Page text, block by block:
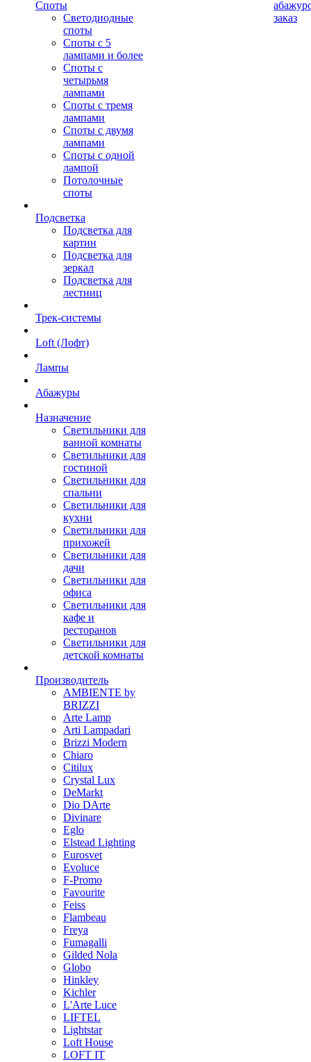
Споты
Светодиодные
споты
Споты с 5
лампами и более
Споты с
четырьмя
лампами
Споты с тремя
лампами
Споты с двумя
лампами
Споты с одной
лампой
Потолочные
споты
Подсветка
Подсветка для
картин
Подсветка для
зеркал
Подсветка для
лестниц
Трек-системы
Loft (Лофт)
Лампы
Абажуры
Назначение
Светильники для
ванной комнаты
Светильники для
гостиной
Светильники для
спальни
Светильники для
кухни
Светильники для
прихожей
Светильники для
дачи
Светильники для
офиса
Светильники для
кафе и
ресторанов
Светильники для
детской комнаты
Производитель
AMBIENTE by
BRIZZI
Arte Lamp
Arti Lampadari
Brizzi Modern
Chiaro
Citilux
Crystal Lux
DeMarkt
Dio DArte
Divinare
Eglo
Elstead Lighting
Eurosvet
Evoluce
F-Promo
Favourite
Feiss
Flambeau
Freya
Fumagalli
Gilded Nola
Globo
Hinkley
Kichler
L'Arte Luce
LIFTEL
Lightstar
Loft House
LOFT IT
заказ